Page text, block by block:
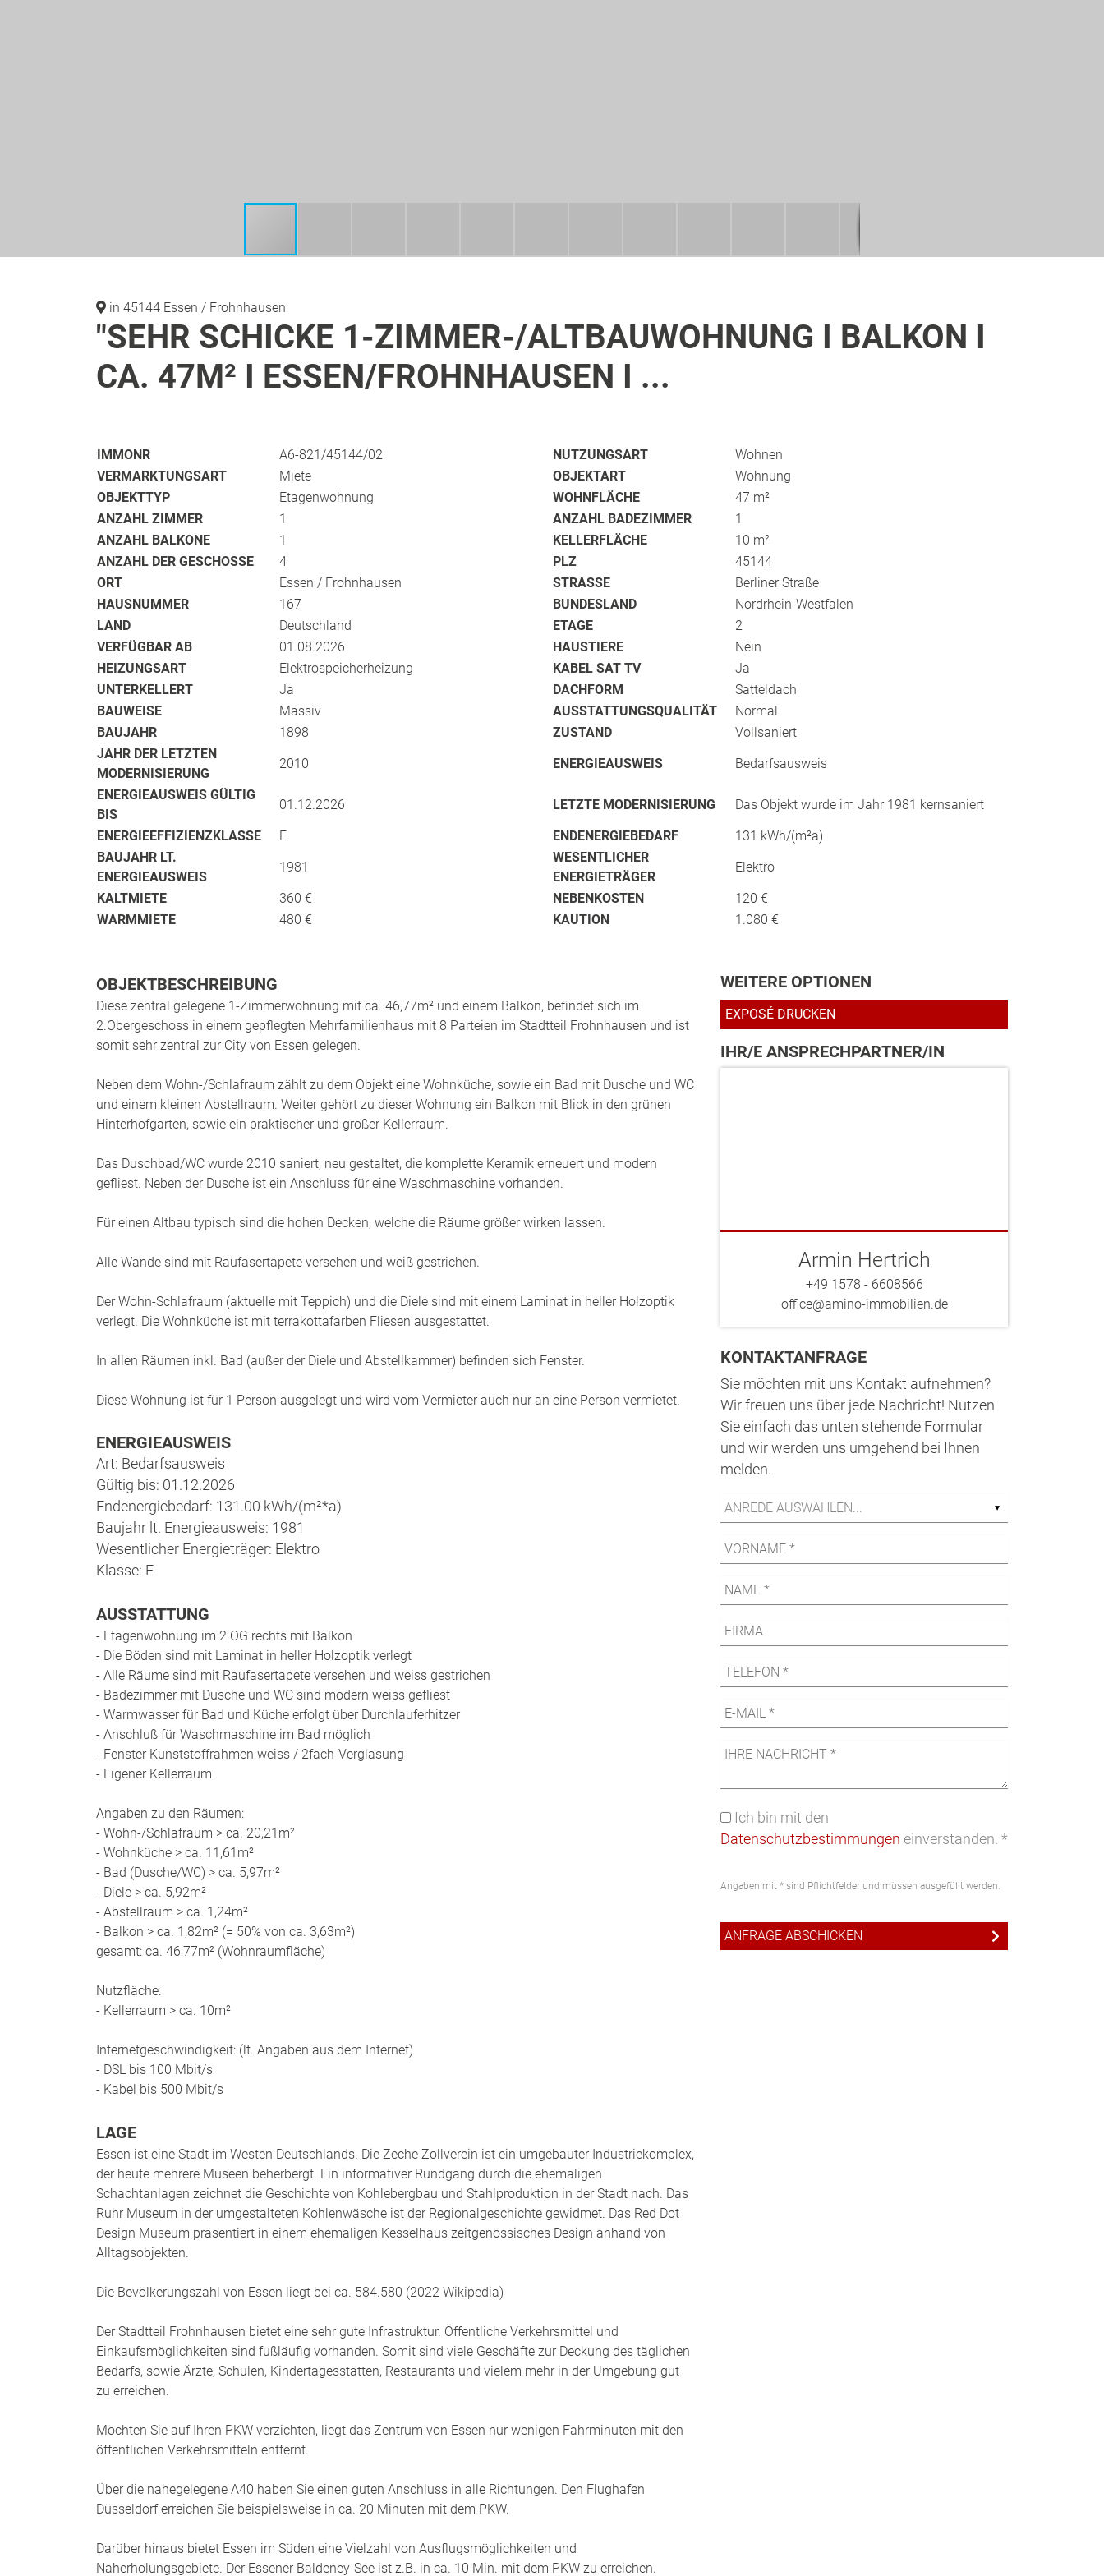
in 45144 Essen / Frohnhausen
"SEHR SCHICKE 1-ZIMMER-/ALTBAUWOHNUNG I BALKON I
CA. 47M² I ESSEN/FROHNHAUSEN I ...
IMMONR A6-821/45144/02 NUTZUNGSART
Wohnen
VERMARKTUNGSART
Miete OBJEKTART
Wohnung
OBJEKTTYP
Etagenwohnung WOHNFLÄCHE
47 m²
ANZAHL ZIMMER
1 ANZAHL BADEZIMMER
1
ANZAHL BALKONE
1 KELLERFLÄCHE
10 m²
ANZAHL DER GESCHOSSE
4 PLZ
45144
ORT
Essen / Frohnhausen STRASSE
Berliner Straße
HAUSNUMMER
167 BUNDESLAND
Nordrhein-Westfalen
LAND
Deutschland ETAGE
2
VERFÜGBAR AB
01.08.2026 HAUSTIERE
Nein
HEIZUNGSART
Elektrospeicherheizung KABEL SAT TV
Ja
UNTERKELLERT
Ja DACHFORM
Satteldach
BAUWEISE
Massiv AUSSTATTUNGSQUALITÄT
Normal
BAUJAHR
1898 ZUSTAND
Vollsaniert
JAHR DER LETZTEN
MODERNISIERUNG
2010 ENERGIEAUSWEIS
Bedarfsausweis
ENERGIEAUSWEIS GÜLTIG
BIS
01.12.2026 LETZTE MODERNISIERUNG
Das Objekt wurde im Jahr 1981 kernsaniert
ENERGIEEFFIZIENZKLASSE
E ENDENERGIEBEDARF
131 kWh/(m²a)
BAUJAHR LT.
ENERGIEAUSWEIS
1981
WESENTLICHER
ENERGIETRÄGER
Elektro
KALTMIETE
360 € NEBENKOSTEN
120 €
WARMMIETE
480 € KAUTION 1.080 €
OBJEKTBESCHREIBUNG
Diese zentral gelegene 1-Zimmerwohnung mit ca. 46,77m² und einem Balkon, befindet sich im
2.Obergeschoss in einem gepflegten Mehrfamilienhaus mit 8 Parteien im Stadtteil Frohnhausen und ist
somit sehr zentral zur City von Essen gelegen.
Neben dem Wohn-/Schlafraum zählt zu dem Objekt eine Wohnküche, sowie ein Bad mit Dusche und WC
und einem kleinen Abstellraum. Weiter gehört zu dieser Wohnung ein Balkon mit Blick in den grünen
Hinterhofgarten, sowie ein praktischer und großer Kellerraum.
Das Duschbad/WC wurde 2010 saniert, neu gestaltet, die komplette Keramik erneuert und modern
gefliest. Neben der Dusche ist ein Anschluss für eine Waschmaschine vorhanden.
Für einen Altbau typisch sind die hohen Decken, welche die Räume größer wirken lassen.
Alle Wände sind mit Raufasertapete versehen und weiß gestrichen.
Der Wohn-Schlafraum (aktuelle mit Teppich) und die Diele sind mit einem Laminat in heller Holzoptik
verlegt. Die Wohnküche ist mit terrakottafarben Fliesen ausgestattet.
In allen Räumen inkl. Bad (außer der Diele und Abstellkammer) befinden sich Fenster.
Diese Wohnung ist für 1 Person ausgelegt und wird vom Vermieter auch nur an eine Person vermietet.
ENERGIEAUSWEIS
Art: Bedarfsausweis
Gültig bis: 01.12.2026
Endenergiebedarf: 131.00 kWh/(m²*a)
Baujahr lt. Energieausweis: 1981
Wesentlicher Energieträger: Elektro
Klasse: E
AUSSTATTUNG
- Etagenwohnung im 2.OG rechts mit Balkon
- Die Böden sind mit Laminat in heller Holzoptik verlegt
- Alle Räume sind mit Raufasertapete versehen und weiss gestrichen
- Badezimmer mit Dusche und WC sind modern weiss gefliest
- Warmwasser für Bad und Küche erfolgt über Durchlauferhitzer
- Anschluß für Waschmaschine im Bad möglich
- Fenster Kunststoffrahmen weiss / 2fach-Verglasung
- Eigener Kellerraum
Angaben zu den Räumen:
- Wohn-/Schlafraum > ca. 20,21m²
- Wohnküche > ca. 11,61m²
- Bad (Dusche/WC) > ca. 5,97m²
- Diele > ca. 5,92m²
- Abstellraum > ca. 1,24m²
- Balkon > ca. 1,82m² (= 50% von ca. 3,63m²)
gesamt: ca. 46,77m² (Wohnraumfläche)
Nutzfläche:
- Kellerraum > ca. 10m²
Internetgeschwindigkeit: (lt. Angaben aus dem Internet)
- DSL bis 100 Mbit/s
- Kabel bis 500 Mbit/s
LAGE
Essen ist eine Stadt im Westen Deutschlands. Die Zeche Zollverein ist ein umgebauter Industriekomplex,
der heute mehrere Museen beherbergt. Ein informativer Rundgang durch die ehemaligen
Schachtanlagen zeichnet die Geschichte von Kohlebergbau und Stahlproduktion in der Stadt nach. Das
Ruhr Museum in der umgestalteten Kohlenwäsche ist der Regionalgeschichte gewidmet. Das Red Dot
Design Museum präsentiert in einem ehemaligen Kesselhaus zeitgenössisches Design anhand von
Alltagsobjekten.
Die Bevölkerungszahl von Essen liegt bei ca. 584.580 (2022 Wikipedia)
Der Stadtteil Frohnhausen bietet eine sehr gute Infrastruktur. Öffentliche Verkehrsmittel und
Einkaufsmöglichkeiten sind fußläufig vorhanden. Somit sind viele Geschäfte zur Deckung des täglichen
Bedarfs, sowie Ärzte, Schulen, Kindertagesstätten, Restaurants und vielem mehr in der Umgebung gut
zu erreichen.
Möchten Sie auf Ihren PKW verzichten, liegt das Zentrum von Essen nur wenigen Fahrminuten mit den
öffentlichen Verkehrsmitteln entfernt.
Über die nahegelegene A40 haben Sie einen guten Anschluss in alle Richtungen. Den Flughafen
Düsseldorf erreichen Sie beispielsweise in ca. 20 Minuten mit dem PKW.
Darüber hinaus bietet Essen im Süden eine Vielzahl von Ausflugsmöglichkeiten und
Naherholungsgebiete. Der Essener Baldeney-See ist z.B. in ca. 10 Min. mit dem PKW zu erreichen.
WEITERE OPTIONEN
EXPOSÉ DRUCKEN
IHR/E ANSPRECHPARTNER/IN
Armin Hertrich
+49 1578 - 6608566
office@amino-immobilien.de
KONTAKTANFRAGE
Sie möchten mit uns Kontakt aufnehmen?
Wir freuen uns über jede Nachricht! Nutzen
Sie einfach das unten stehende Formular
und wir werden uns umgehend bei Ihnen
melden.
Ich bin mit den
Datenschutzbestimmungen einverstanden. *
Angaben mit * sind Pflichtfelder und müssen ausgefüllt werden.